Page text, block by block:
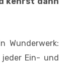
Wunderwerk:
Ein- und